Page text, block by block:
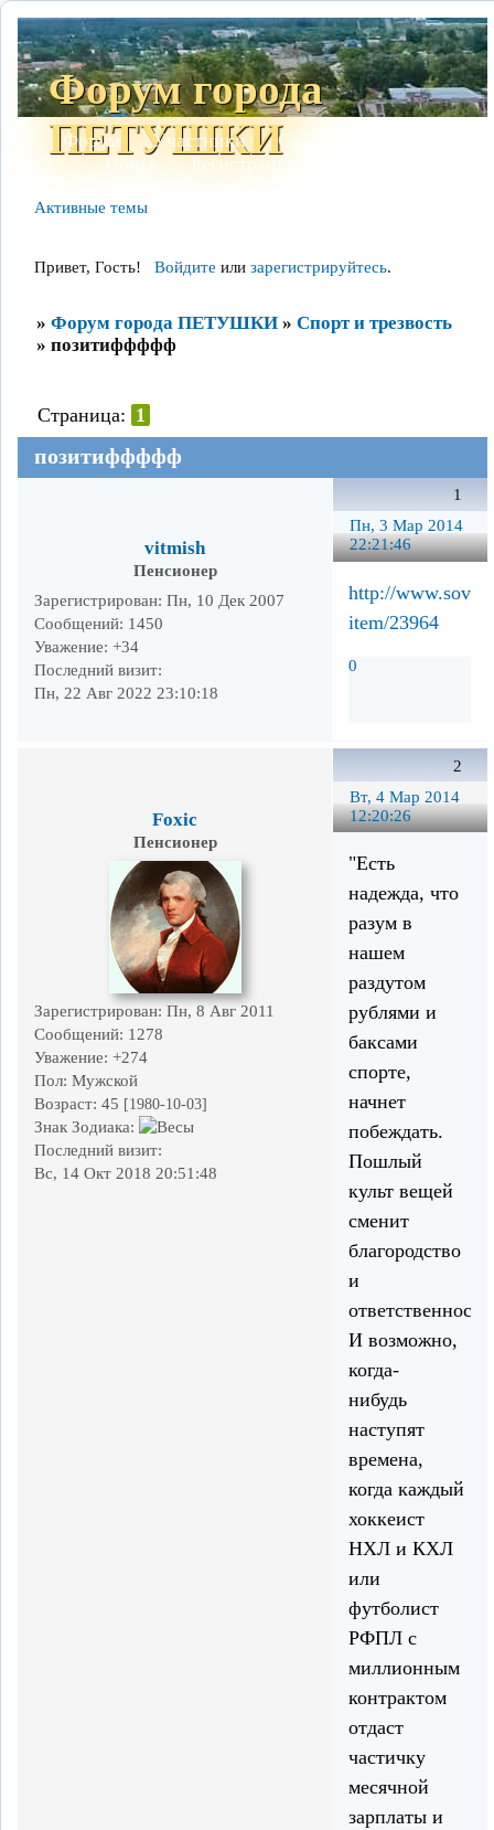
Форум города
ПЕТУШКИ
Форум Участники Сайт
Поиск
Регистрация
Активные темы
Привет, Гость! Войдите или зарегистрируйтесь.
» Форум города ПЕТУШКИ » Спорт и трезвость
» позитиффффф
позитиффффф
Страница: 1
1
Пн, 3 Мар 2014
22:21:46
vitmish
Пенсионер
Зарегистрирован: Пн, 10 Дек 2007
Сообщений: 1450
Уважение: +34
Последний визит:
Пн, 22 Авг 2022 23:10:18
http://
item/23964
0
2
Вт, 4 Мар 2014
12:20:26
Foxic
Пенсионер
Зарегистрирован: Пн, 8 Авг 2011
Сообщений: 1278
Уважение: +274
Пол: Мужской
Возраст: 45 [1980-10-03]
Знак Зодиака:
Последний визит:
Вс, 14 Окт 2018 20:51:48
"Есть
надежда, что
разум в
нашем
раздутом
рублями и
баксами
спорте,
начнет
побеждать.
Пошлый
культ вещей
сменит
благородство
и
ответственность.
И возможно,
когда-
нибудь
наступят
времена,
когда каждый
хоккеист
НХЛ и КХЛ
или
футболист
РФПЛ с
миллионным
контрактом
отдаст
частичку
месячной
зарплаты и